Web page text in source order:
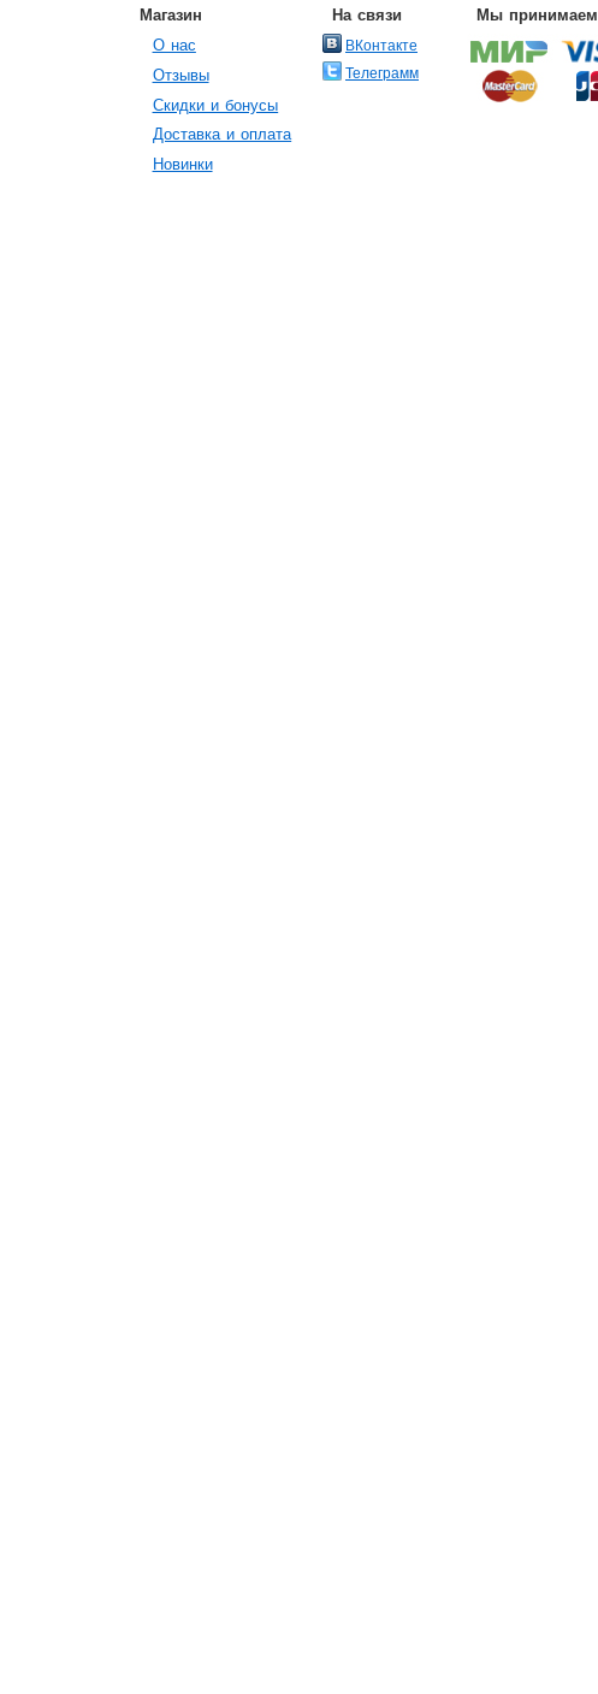
Магазин
О нас
Отзывы
Скидки и бонусы
Доставка и оплата
Новинки
На связи
ВКонтакте
Телеграмм
Мы принимаем